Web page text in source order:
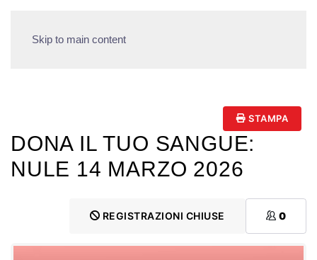
Skip to main content
STAMPA
DONA IL TUO SANGUE:
NULE 14 MARZO 2026
REGISTRAZIONI CHIUSE 0